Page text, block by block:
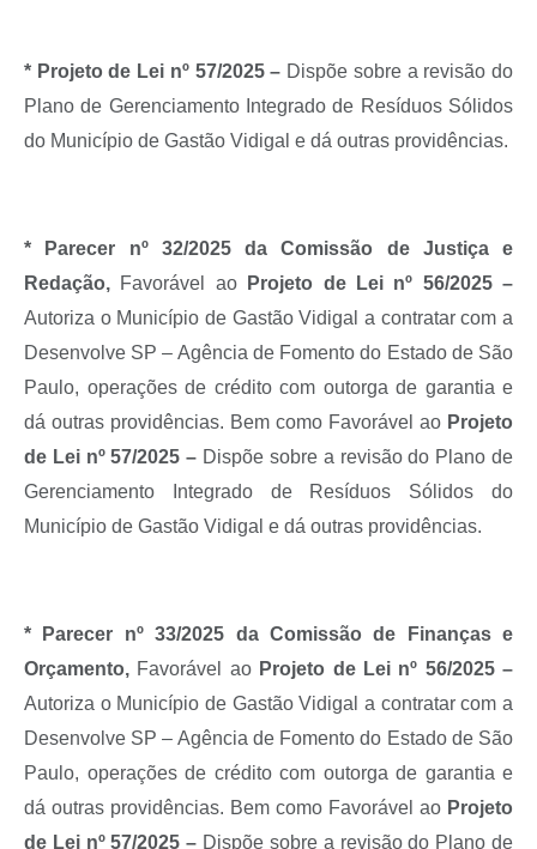
* Projeto de Lei nº 57/2025 – Dispõe sobre a revisão do
Plano de Gerenciamento Integrado de Resíduos Sólidos
do Município de Gastão Vidigal e dá outras providências.
* Parecer nº 32/2025 da Comissão de Justiça e
Redação, Favorável ao
Projeto de Lei nº 56/2025 –
Autoriza o Município de Gastão Vidigal a contratar com a
Desenvolve SP – Agência de Fomento do Estado de São
Paulo, operações de crédito com outorga de garantia e
dá outras providências. Bem como Favorável ao Projeto
de Lei nº 57/2025 – Dispõe sobre a revisão do Plano de
Gerenciamento Integrado de Resíduos Sólidos do
Município de Gastão Vidigal e dá outras providências.
* Parecer nº 33/2025 da Comissão de Finanças e
Orçamento, Favorável ao Projeto de Lei nº 56/2025 –
Autoriza o Município de Gastão Vidigal a contratar com a
Desenvolve SP – Agência de Fomento do Estado de São
Paulo, operações de crédito com outorga de garantia e
dá outras providências. Bem como Favorável ao Projeto
de Lei nº 57/2025 – Dispõe sobre a revisão do Plano de